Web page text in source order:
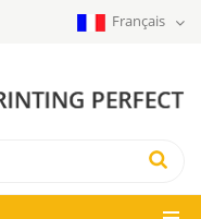
Français